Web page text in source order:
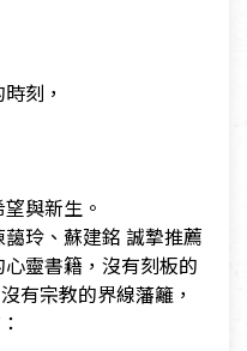
刻，
與新生。
玲、蘇建銘 誠摯推薦
靈書籍，沒有刻板的
有宗教的界線藩籬，